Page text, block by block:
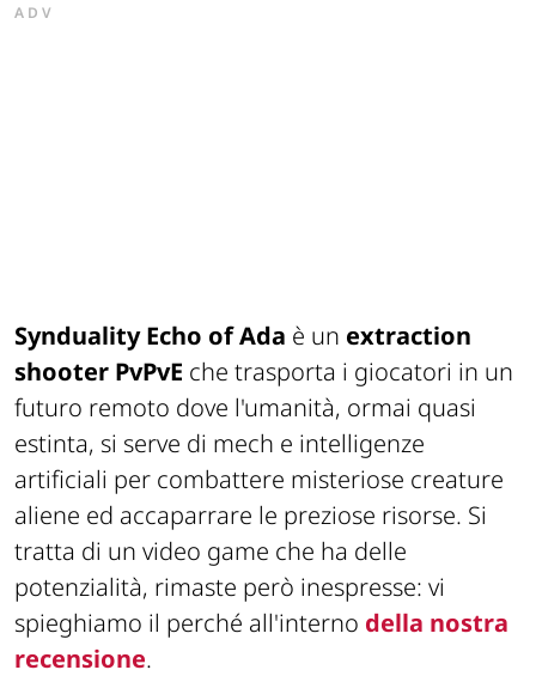
ADV
Synduality Echo of Ada è un extraction
shooter PvPvE che trasporta i giocatori in un
futuro remoto dove l'umanità, ormai quasi
estinta, si serve di mech e intelligenze
artificiali per combattere misteriose creature
aliene ed accaparrare le preziose risorse. Si
tratta di un video game che ha delle
potenzialità, rimaste però inespresse: vi
spieghiamo il perché all'interno della nostra
recensione.